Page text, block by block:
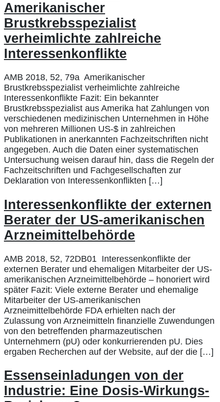
Amerikanischer
Brustkrebsspezialist
verheimlichte zahlreiche
Interessenkonflikte
AMB 2018, 52, 79a Amerikanischer
Brustkrebsspezialist verheimlichte zahlreiche
Interessenkonflikte Fazit: Ein bekannter
Brustkrebsspezialist aus Amerika hat Zahlungen von
verschiedenen medizinischen Unternehmen in Höhe
von mehreren Millionen US-$ in zahlreichen
Publikationen in anerkannten Fachzeitschriften nicht
angegeben. Auch die Daten einer systematischen
Untersuchung weisen darauf hin, dass die Regeln der
Fachzeitschriften und Fachgesellschaften zur
Deklaration von Interessenkonflikten […]
Interessenkonflikte der externen
Berater der US-amerikanischen
Arzneimittelbehörde
AMB 2018, 52, 72DB01 Interessenkonflikte der
externen Berater und ehemaligen Mitarbeiter der US-
amerikanischen Arzneimittelbehörde – honoriert wird
später Fazit: Viele externe Berater und ehemalige
Mitarbeiter der US-amerikanischen
Arzneimittelbehörde FDA erhielten nach der
Zulassung von Arzneimitteln finanzielle Zuwendungen
von den betreffenden pharmazeutischen
Unternehmern (pU) oder konkurrierenden pU. Dies
ergaben Recherchen auf der Website, auf der die […]
Essenseinladungen von der
Industrie: Eine Dosis-Wirkungs-